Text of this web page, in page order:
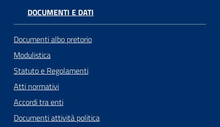
DOCUMENTI E DATI
Documenti albo pretorio
Modulistica
Statuto e Regolamenti
Atti normativi
Accordi tra enti
Documenti attività politica